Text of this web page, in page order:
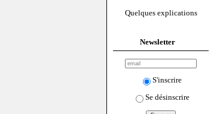
Quelques explications
Newsletter
S'inscrire
Se désinscrire